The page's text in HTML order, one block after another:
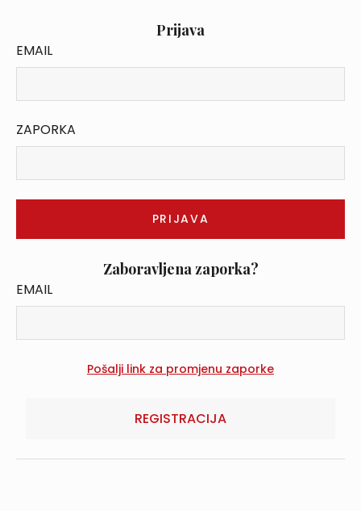
Prijava
EMAIL
ZAPORKA
Zaboravljena zaporka?
EMAIL
REGISTRACIJA